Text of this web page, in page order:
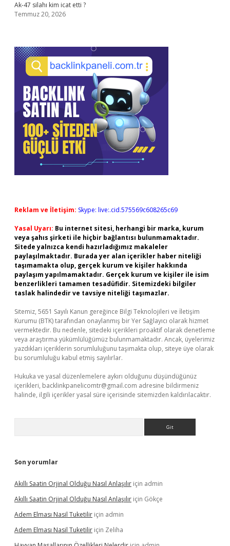
Ak-47 silahı kim icat etti ?
Temmuz 20, 2026
Reklam ve İletişim: Skype: live:.cid.575569c608265c69
Yasal Uyarı: Bu internet sitesi, herhangi bir marka, kurum
veya şahıs şirketi ile hiçbir bağlantısı bulunmamaktadır.
Sitede yalnızca kendi hazırladığımız makaleler
paylaşılmaktadır. Burada yer alan içerikler haber niteliği
taşımamakta olup, gerçek kurum ve kişiler hakkında
paylaşım yapılmamaktadır. Gerçek kurum ve kişiler ile isim
benzerlikleri tamamen tesadüfidir. Sitemizdeki bilgiler
taslak halindedir ve tavsiye niteliği taşımazlar.
Sitemiz, 5651 Sayılı Kanun gereğince Bilgi Teknolojileri ve İletişim
Kurumu (BTK) tarafından onaylanmış bir Yer Sağlayıcı olarak hizmet
vermektedir. Bu nedenle, sitedeki içerikleri proaktif olarak denetleme
veya araştırma yükümlülüğümüz bulunmamaktadır. Ancak, üyelerimiz
yazdıkları içeriklerin sorumluluğunu taşımakta olup, siteye üye olarak
bu sorumluluğu kabul etmiş sayılırlar.
Hukuka ve yasal düzenlemelere aykırı olduğunu düşündüğünüz
içerikleri, backlinkpanelicomtr@gmail.com adresine bildirmeniz
halinde, ilgili içerikler yasal süre içerisinde sitemizden kaldırılacaktır.
Son yorumlar
Akıllı Saatin Orjinal Olduğu Nasıl Anlaşılır için admin
Akıllı Saatin Orjinal Olduğu Nasıl Anlaşılır için Gökçe
Adem Elması Nasil Tuketilir için admin
Adem Elması Nasil Tuketilir için Zeliha